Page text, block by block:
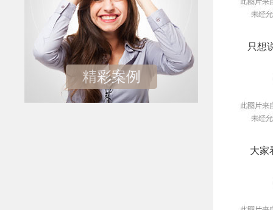
精彩案例
只想
大家